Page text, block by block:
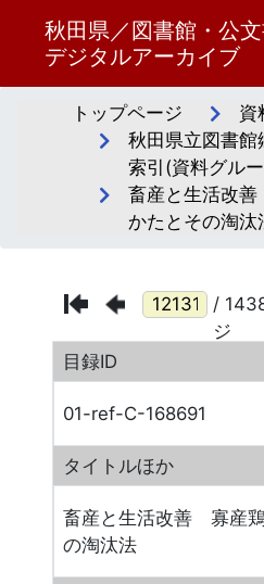
秋田県／図書館・公
デジタルアーカイブ
トップページ
資
秋田県立図書館
索引(資料グル
畜産と生活改
かたとその淘汰
/
ジ
目録ID
01-ref-C-168691
タイトルほか
畜産と生活改善 寡産
の淘汰法